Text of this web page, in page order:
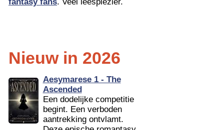
fantasy fans. Veel leesplezier.
Nieuw in 2026
Aesymarese 1 - The
Ascended
Een dodelijke competitie
begint. Een verboden
aantrekking ontvlamt.